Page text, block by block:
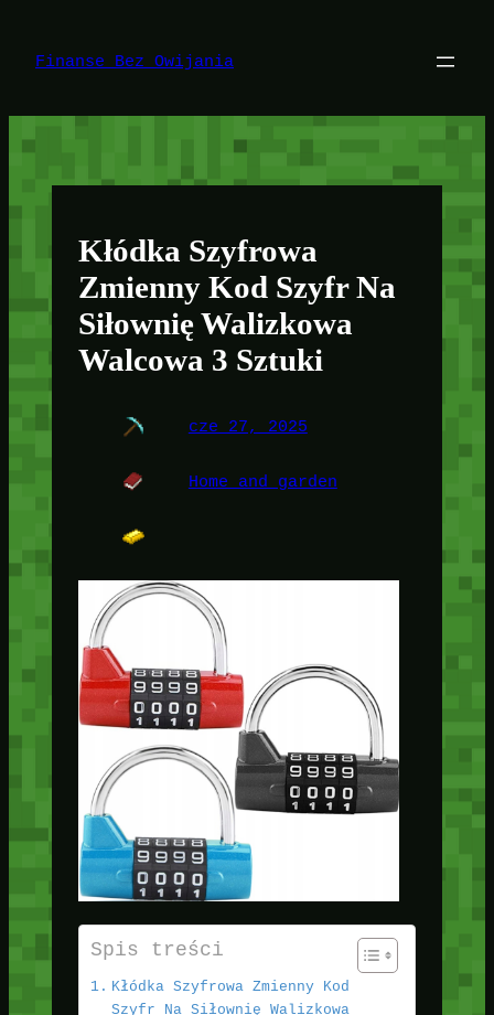
treści
Finanse Bez Owijania
Kłódka Szyfrowa
Zmienny Kod Szyfr Na
Siłownię Walizkowa
Walcowa 3 Sztuki
cze 27, 2025
Home and garden
Spis treści
Kłódka Szyfrowa Zmienny Kod
Szyfr Na Siłownię Walizkowa